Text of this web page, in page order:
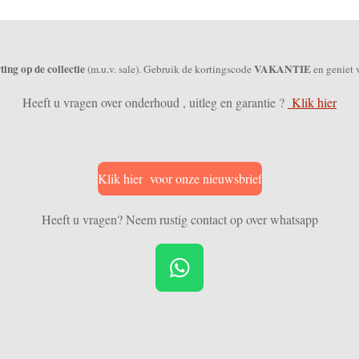
op de collectie(m.u.v. sale). Gebruik de kortingscodeVAKANTIEen geniet
Heeft u vragen over onderhoud , uitleg en garantie ? Klik hier
Klik hier voor onze nieuwsbrief
Heeft u vragen? Neem rustig contact op over whatsapp
W
h